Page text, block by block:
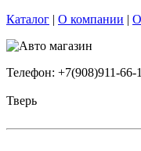
Каталог | О компании |
Телефон: +7(908)911-66-
Тверь